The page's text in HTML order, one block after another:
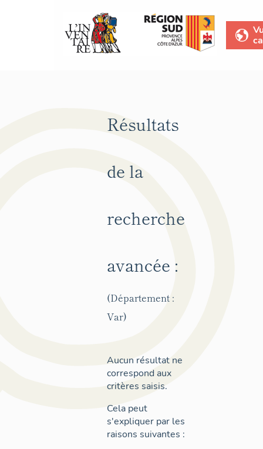
Résultats
de la
recherche
avancée :
(Département :
Var)
Aucun résultat ne
correspond aux
critères saisis.
Cela peut
s'expliquer par les
raisons suivantes :